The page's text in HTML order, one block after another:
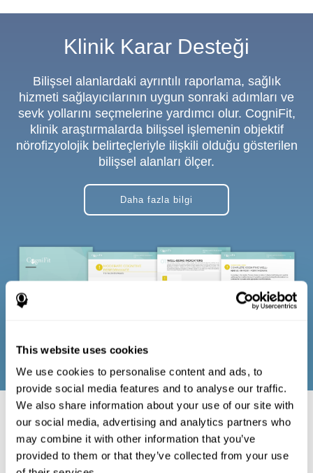
This website uses cookies
We use cookies to personalise content and ads, to
provide social media features and to analyse our traffic.
We also share information about your use of our site with
our social media, advertising and analytics partners who
may combine it with other information that you’ve
provided to them or that they’ve collected from your use
Klinik Karar Desteği
Bilişsel alanlardaki ayrıntılı raporlama, sağlık
hizmeti sağlayıcılarının uygun sonraki adımları ve
sevk yollarını seçmelerine yardımcı olur. CogniFit,
klinik araştırmalarda bilişsel işlemenin objektif
nörofizyolojik belirteçleriyle ilişkili olduğu gösterilen
bilişsel alanları ölçer.
Daha fazla bilgi
Bilişsel Bakım Planlaması